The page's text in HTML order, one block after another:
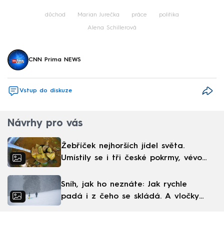
důchod Marian Jurečka práce politika
Alena Schillerová
CNN Prima NEWS
Vstup do diskuze
Návrhy pro vás
Žebříček nejhorších jídel světa.
Umístily se i tři české pokrmy, vévodí
Sníh, jak ho neznáte: Jak rychle
padá i z čeho se skládá. A vločky